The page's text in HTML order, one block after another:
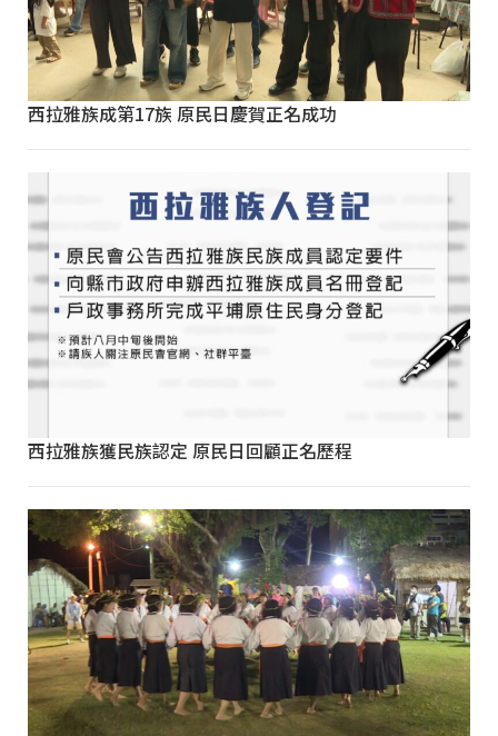
西拉雅族成第17族 原民日慶賀正名成功
西拉雅族獲民族認定 原民日回顧正名歷程